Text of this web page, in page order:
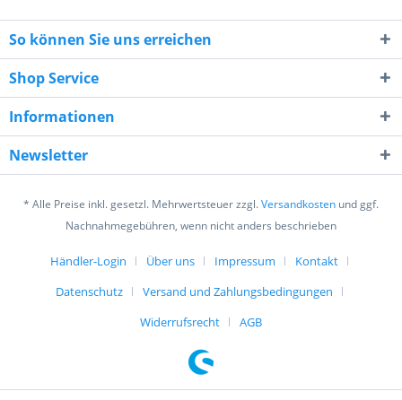
7 - 6 = ?
Ich habe dieDatenschutzerklärunggelesen,
verstanden und stimme zu. *
So können Sie uns erreichen
Shop Service
Informationen
Newsletter
* Alle Preise inkl. gesetzl. Mehrwertsteuer zzgl.Versandkosten und ggf.
Nachnahmegebühren, wenn nicht anders beschrieben
Händler-Login Über uns Impressum
Kontakt
Datenschutz
Versand und Zahlungsbedingungen
Widerrufsrecht
AGB